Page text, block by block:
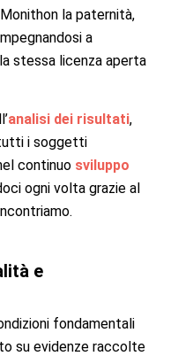
la paternità,
a
stessa licenza aperta
analisi dei risultati,
i soggetti
continuosviluppo
ogni volta grazie al
e
fondamentali
su evidenze raccolte